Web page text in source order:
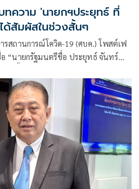
ทความ 'นายกฯประยุทธ์ ที่
สัมผัสในช่วงสั้นๆ
สถานการณ์โควิด-19 (ศบค.) โพสต์เฟ
“นายกรัฐมนตรีชื่อ ประยุทธ์ จันทร์